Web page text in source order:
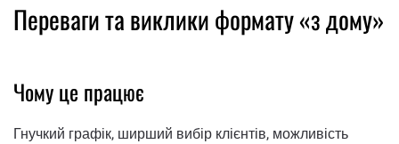
Переваги та виклики формату «з дому»
Чому це працює
Гнучкий графік, ширший вибір клієнтів, можливість